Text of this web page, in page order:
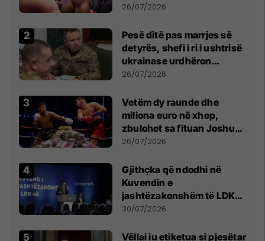
26/07/2026
Pesë ditë pas marrjes së
detyrës, shefi i ri i ushtrisë
ukrainase urdhëron
kontroll të madh
26/07/2026
Vetëm dy raunde dhe
miliona euro në xhep,
zbulohet sa fituan Joshua
e Prenga
26/07/2026
Gjithçka që ndodhi në
Kuvendin e
jashtëzakonshëm të LDK-
së
30/07/2026
Vëllai iu etiketua si pjesëtar